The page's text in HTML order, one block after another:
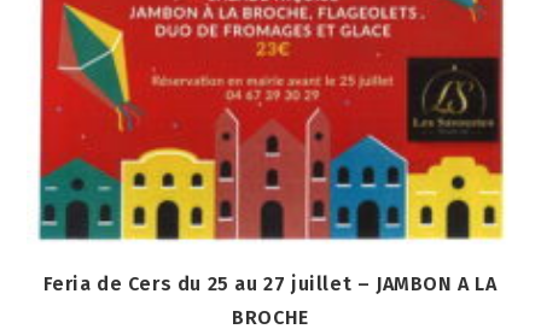
Feria de Cers du 25 au 27 juillet – JAMBON A LA
BROCHE